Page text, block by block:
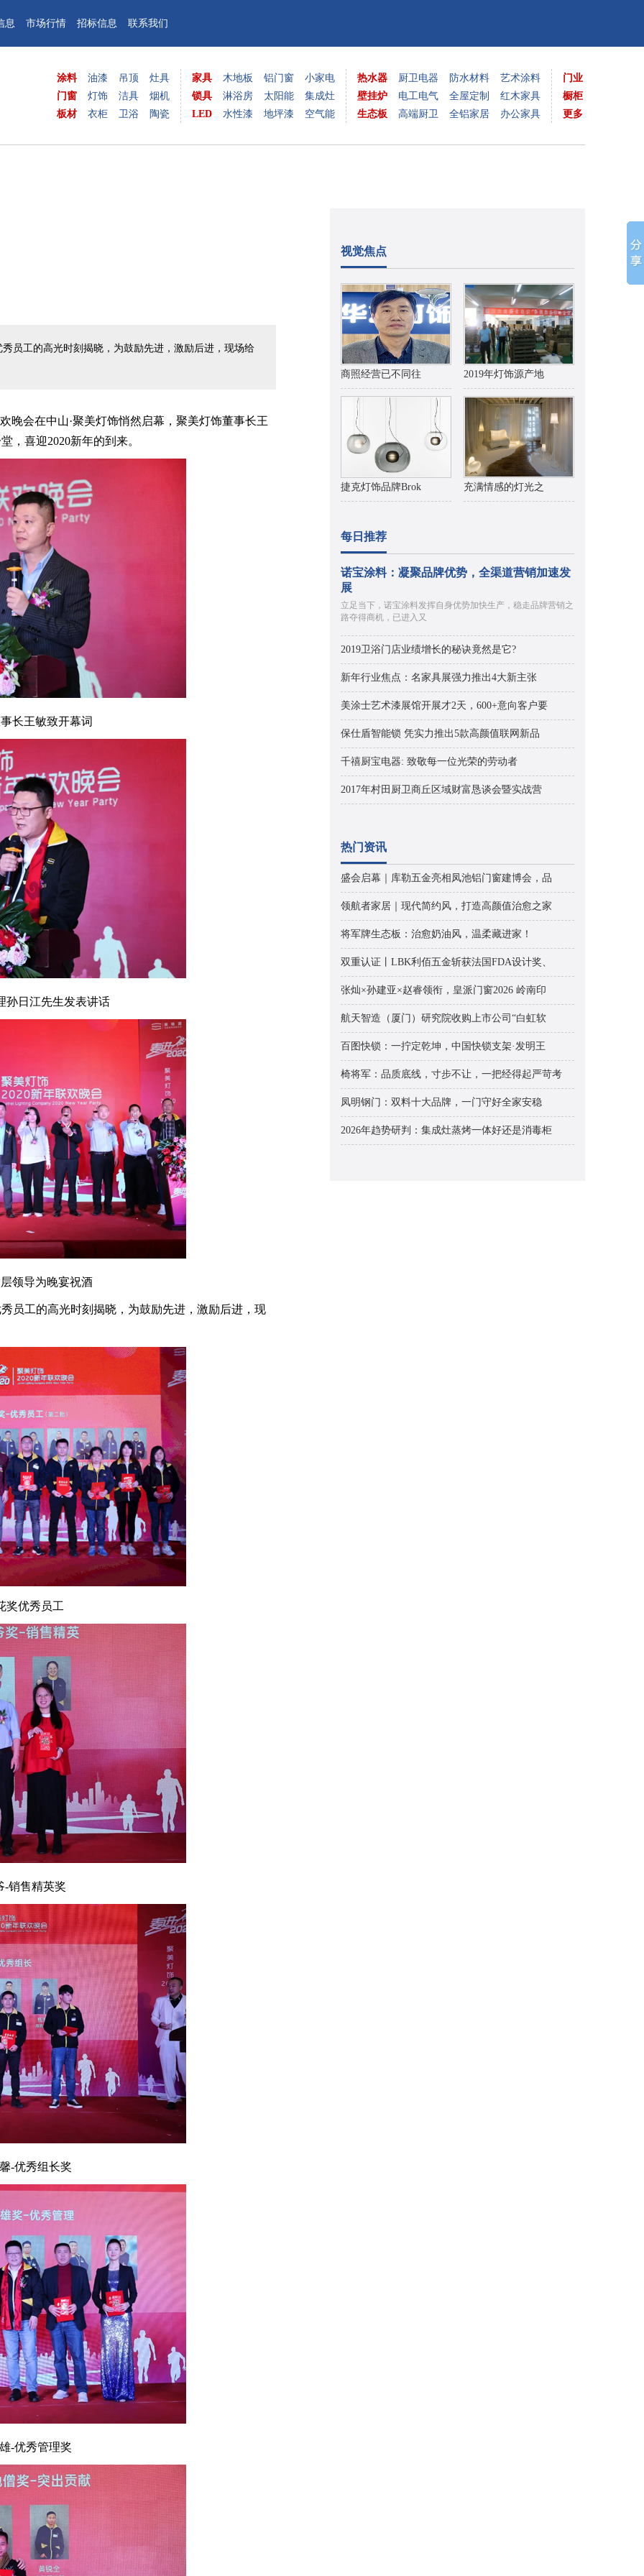
息 市场行情 招标信息 联系我们
涂料
门窗
板材
油漆
灯饰
衣柜
吊顶
洁具
卫浴
灶具
烟机
陶瓷
家具
锁具
LED
木地板
淋浴房
水性漆
铝门窗
太阳能
地坪漆
小家电
集成灶
空气能
热水器
壁挂炉
生态板
厨卫电器
电工电气
高端厨卫
防水材料
全屋定制
全铝家居
艺术涂料
红木家具
办公家具
门业
橱柜
更多
员工的高光时刻揭晓，为鼓励先进，激励后进，现场给
会在中山·聚美灯饰悄然启幕，聚美灯饰董事长王
，喜迎2020新年的到来。
王敏致开幕词
日江先生发表讲话
导为晚宴祝酒
工的高光时刻揭晓，为鼓励先进，激励后进，现
优秀员工
售精英奖
秀组长奖
秀管理奖
视觉焦点
商照经营已不同往 2019年灯饰源产地
捷克灯饰品牌Brok 充满情感的灯光之
每日推荐
诺宝涂料：凝聚品牌优势，全渠道营销加速发
展
立足当下，诺宝涂料发挥自身优势加快生产，稳走品牌营销之
路夺得商机，已进入又
2019卫浴门店业绩增长的秘诀竟然是它?
新年行业焦点：名家具展强力推出4大新主张
美涂士艺术漆展馆开展才2天，600+意向客户要
保仕盾智能锁 凭实力推出5款高颜值联网新品
千禧厨宝电器: 致敬每一位光荣的劳动者
2017年村田厨卫商丘区域财富恳谈会暨实战营
热门资讯
盛会启幕｜库勒五金亮相凤池铝门窗建博会，品
领航者家居｜现代简约风，打造高颜值治愈之家
将军牌生态板：治愈奶油风，温柔藏进家！
双重认证丨LBK利佰五金斩获法国FDA设计奖、
张灿×孙建亚×赵睿领衔，皇派门窗2026 岭南印
航天智造（厦门）研究院收购上市公司“白虹软
百图快锁：一拧定乾坤，中国快锁支架·发明王
椅将军：品质底线，寸步不让，一把经得起严苛考
凤明钢门：双料十大品牌，一门守好全家安稳
2026年趋势研判：集成灶蒸烤一体好还是消毒柜